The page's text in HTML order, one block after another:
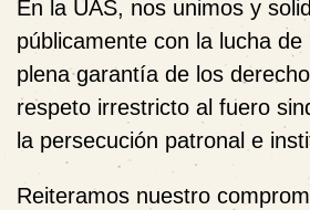
En la UAS, nos unimos y
públicamente con la lucha de
plena garantía de los
respeto irrestricto al fuero
la persecución patronal e
Reiteramos nuestro